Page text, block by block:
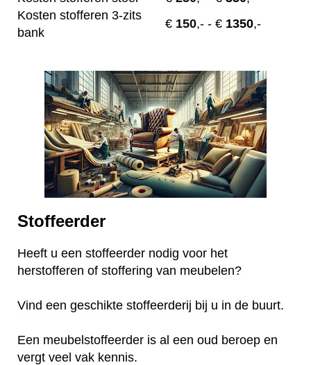
Kosten stofferen 3-zits
bank
€ 150,- - € 1350,-
Stoffeerder
Heeft u een stoffeerder nodig voor het
herstofferen of stoffering van meubelen?
Vind een geschikte stoffeerderij bij u in de buurt.
Een meubelstoffeerder is al een oud beroep en
vergt veel vak kennis.